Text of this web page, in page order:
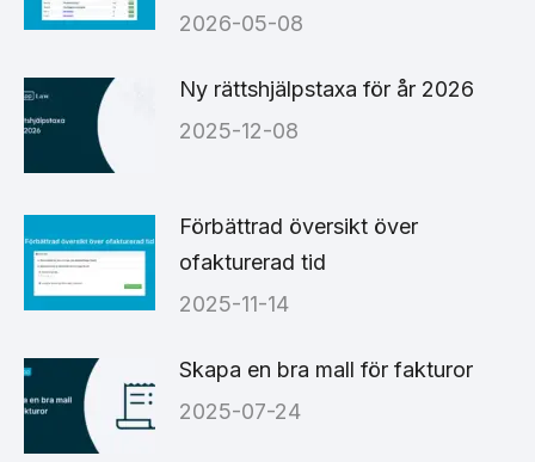
2026-05-08
Ny rättshjälpstaxa för år 2026
2025-12-08
Förbättrad översikt över
ofakturerad tid
2025-11-14
Skapa en bra mall för fakturor
2025-07-24